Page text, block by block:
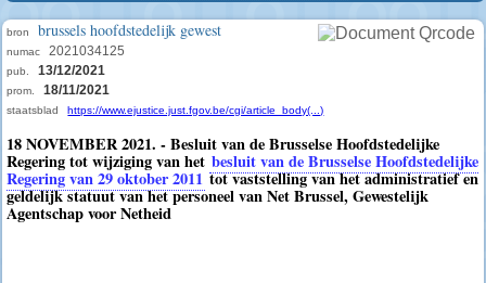
bron brussels hoofdstedelijk gewest
numac 2021034125
pub. 13/12/2021
prom. 18/11/2021
staatsblad https://www.ejustice.just.fgov.be/cgi/article_body(...)
18 NOVEMBER 2021. - Besluit van de Brusselse Hoofdstedelijke
Regering tot wijziging van het besluit van de Brusselse Hoofdstedelijke
Regering van 29 oktober 2011 tot vaststelling van het administratief en
geldelijk statuut van het personeel van Net Brussel, Gewestelijk
Agentschap voor Netheid